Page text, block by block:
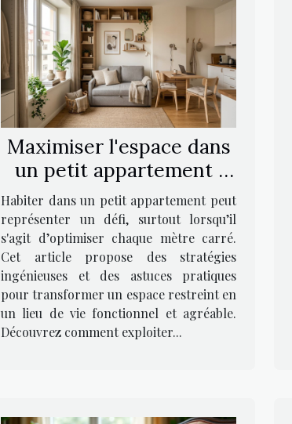
Maximiser l'espace dans
un petit appartement :
stratégies et astuces
Habiter dans un petit appartement peut
représenter un défi, surtout lorsqu’il
s'agit d’optimiser chaque mètre carré.
Cet article propose des stratégies
ingénieuses et des astuces pratiques
pour transformer un espace restreint en
un lieu de vie fonctionnel et agréable.
Découvrez comment exploiter...